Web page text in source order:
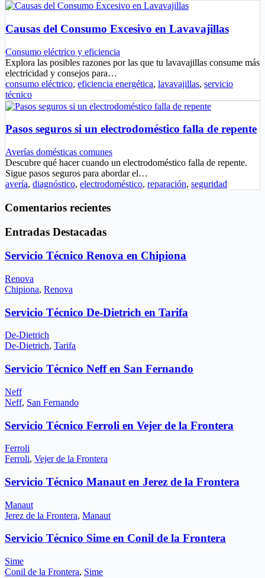
Causas del Consumo Excesivo en Lavavajillas
Consumo eléctrico y eficiencia
Explora las posibles razones por las que tu lavavajillas consume más
electricidad y consejos para…
consumo eléctrico, eficiencia energética, lavavajillas, servicio
técnico
Pasos seguros si un electrodoméstico falla de repente
Averías domésticas comunes
Descubre qué hacer cuando un electrodoméstico falla de repente.
Sigue pasos seguros para abordar el…
avería, diagnóstico, electrodoméstico, reparación, seguridad
Comentarios recientes
Entradas Destacadas
Servicio Técnico Renova en Chipiona
Renova
Chipiona, Renova
Servicio Técnico De-Dietrich en Tarifa
De-Dietrich
De-Dietrich, Tarifa
Servicio Técnico Neff en San Fernando
Neff
Neff, San Fernando
Servicio Técnico Ferroli en Vejer de la Frontera
Ferroli
Ferroli, Vejer de la Frontera
Servicio Técnico Manaut en Jerez de la Frontera
Manaut
Jerez de la Frontera, Manaut
Servicio Técnico Sime en Conil de la Frontera
Sime
Conil de la Frontera, Sime